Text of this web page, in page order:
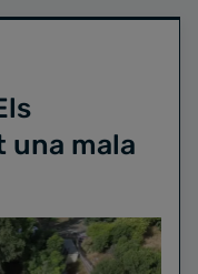
una mala